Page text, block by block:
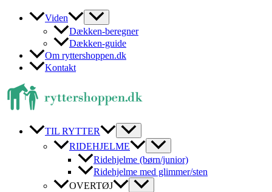
Viden
Dækken-beregner
Dækken-guide
Om ryttershoppen.dk
Kontakt
TIL RYTTER
RIDEHJELME
Ridehjelme (børn/junior)
Ridehjelme med glimmer/sten
OVERTØJ